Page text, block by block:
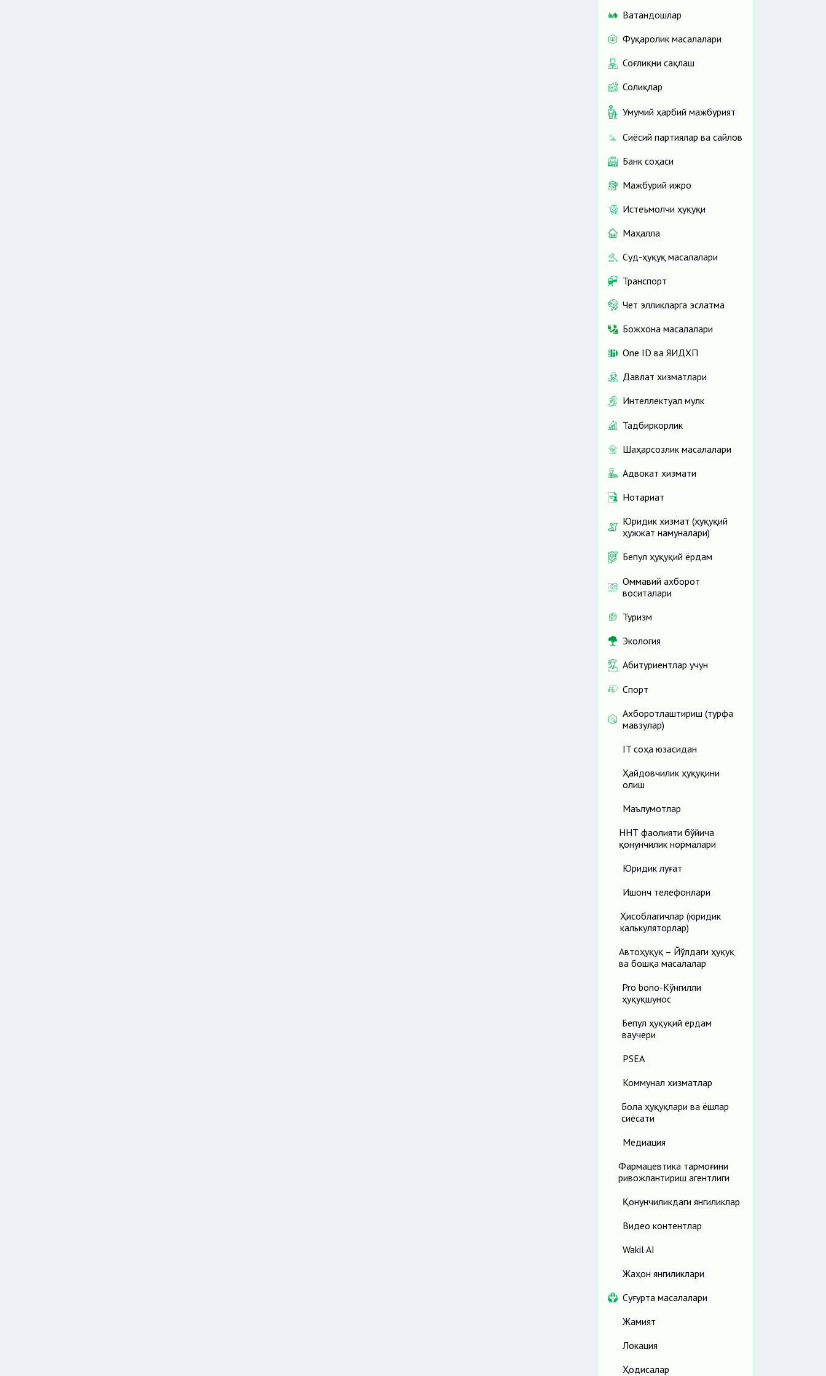
Ватандошлар
Фуқаролик масалалари
Соғлиқни сақлаш
Солиқлар
Умумий ҳарбий мажбурият
Сиёсий партиялар ва сайлов
Банк соҳаси
Мажбурий ижро
Истеъмолчи ҳуқуқи
Маҳалла
Суд-ҳуқуқ масалалари
Транспорт
Чет элликларга эслатма
Божхона масалалари
One ID ва ЯИДХП
Давлат хизматлари
Интеллектуал мулк
Тадбиркорлик
Шаҳарсозлик масалалари
Адвокат хизмати
Нотариат
Юридик хизмат (ҳуқуқий
ҳужжат намуналари)
Бепул ҳуқуқий ёрдам
Оммавий ахборот
воситалари
Туризм
Экология
Абитуриентлар учун
Спорт
Ахборотлаштириш (турфа
мавзулар)
IT соҳа юзасидан
Ҳайдовчилик ҳуқуқини
олиш
Маълумотлар
ННТ фаолияти бўйича
қонунчилик нормалари
Юридик луғат
Ишонч телефонлари
Ҳисоблагичлар (юридик
калькуляторлар)
Автоҳуқуқ – Йўлдаги ҳуқуқ
ва бошқа масалалар
Pro bono-Кўнгилли
ҳуқуқшунос
Бепул ҳуқуқий ёрдам
ваучери
PSEA
Коммунал хизматлар
Бола ҳуқуқлари ва ёшлар
сиёсати
Медиация
Фармацевтика тармоғини
ривожлантириш агентлиги
Қонунчиликдаги янгиликлар
Видео контентлар
Wakil AI
Жаҳон янгиликлари
Cуғурта масалалари
Жамият
Локация
Ҳодисалар